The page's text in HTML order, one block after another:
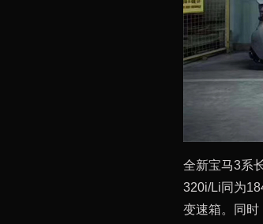
全新宝马3系
320i/Li同为
变速箱。同时